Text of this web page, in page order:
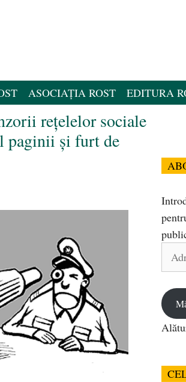
ASOCIAȚIA ROST EDITURA
rețelelor sociale
paginii și furt de
Adresa